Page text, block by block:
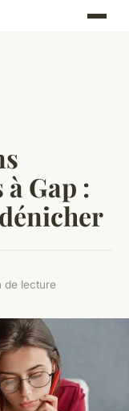
Gap :
de lecture